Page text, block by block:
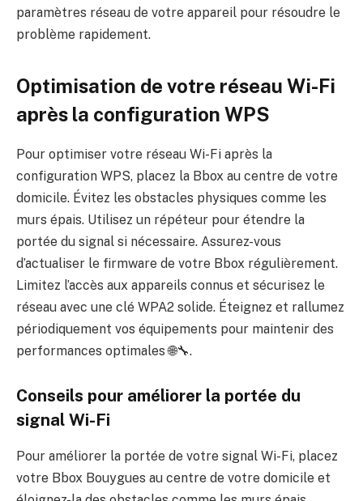
paramètres réseau de votre appareil pour résoudre le
problème rapidement.
Optimisation de votre réseau Wi-Fi
après la configuration WPS
Pour optimiser votre réseau Wi-Fi après la
configuration WPS, placez la Bbox au centre de votre
domicile. Évitez les obstacles physiques comme les
murs épais. Utilisez un répéteur pour étendre la
portée du signal si nécessaire. Assurez-vous
d’actualiser le firmware de votre Bbox régulièrement.
Limitez l’accès aux appareils connus et sécurisez le
réseau avec une clé WPA2 solide. Éteignez et rallumez
périodiquement vos équipements pour maintenir des
performances optimales 🌐🔧.
Conseils pour améliorer la portée du
signal Wi-Fi
Pour améliorer la portée de votre signal Wi-Fi, placez
votre Bbox Bouygues au centre de votre domicile et